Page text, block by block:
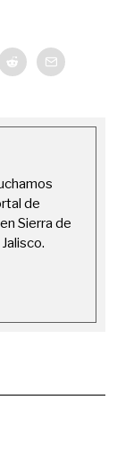
de
Sierra de